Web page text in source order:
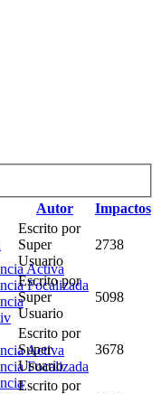
Activa
Focalizada
Activa
Focalizada
Autor Impactos
Escrito por
Super
Usuario
2738
Escrito por
Super
Usuario
5098
Escrito por
Super
Usuario
3678
Escrito por